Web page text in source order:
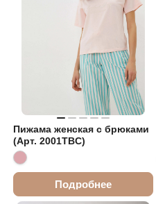
Пижама женская с брюками
(Арт. 2001TBC)
Подробнее